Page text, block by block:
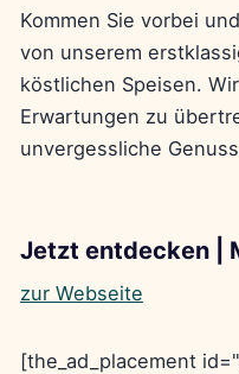
Kommen Sie vorbei
von unserem
köstlichen Speisen.
Erwartungen zu
unvergessliche
Jetzt entdecken |
zur Webseite
[the_ad_placement